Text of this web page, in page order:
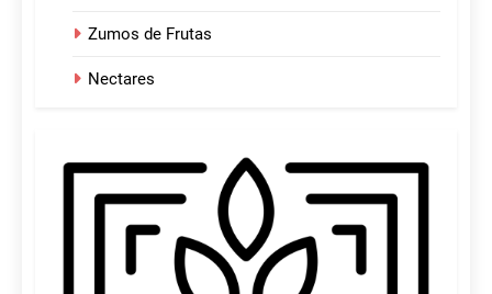
Zumos de Frutas
Nectares